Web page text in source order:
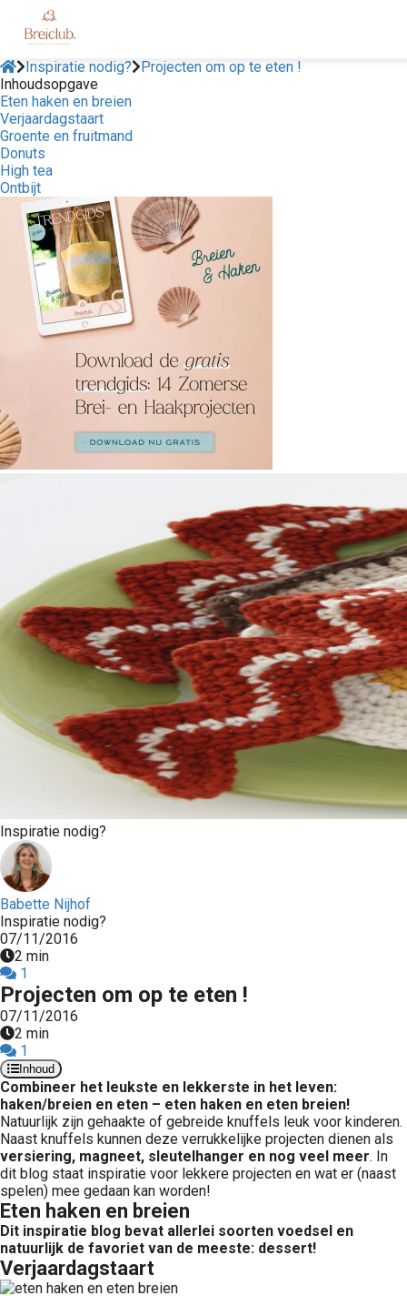
Inspiratie nodig?
Projecten om op te eten !
Inhoudsopgave
Eten haken en breien
Verjaardagstaart
Groente en fruitmand
Donuts
High tea
Ontbijt
Inspiratie nodig?
Babette Nijhof
Inspiratie nodig?
07/11/2016
2 min
1
Projecten om op te eten !
07/11/2016
2 min
1
Inhoud
Combineer het leukste en lekkerste in het leven:
haken/breien en eten – eten haken en eten breien!
Natuurlijk zijn gehaakte of gebreide knuffels leuk voor kinderen.
Naast knuffels kunnen deze verrukkelijke projecten dienen als
versiering, magneet, sleutelhanger en nog veel meer. In
dit blog staat inspiratie voor lekkere projecten en wat er (naast
spelen) mee gedaan kan worden!
Eten haken en breien
Dit inspiratie blog bevat allerlei soorten voedsel en
natuurlijk de favoriet van de meeste: dessert!
Verjaardagstaart